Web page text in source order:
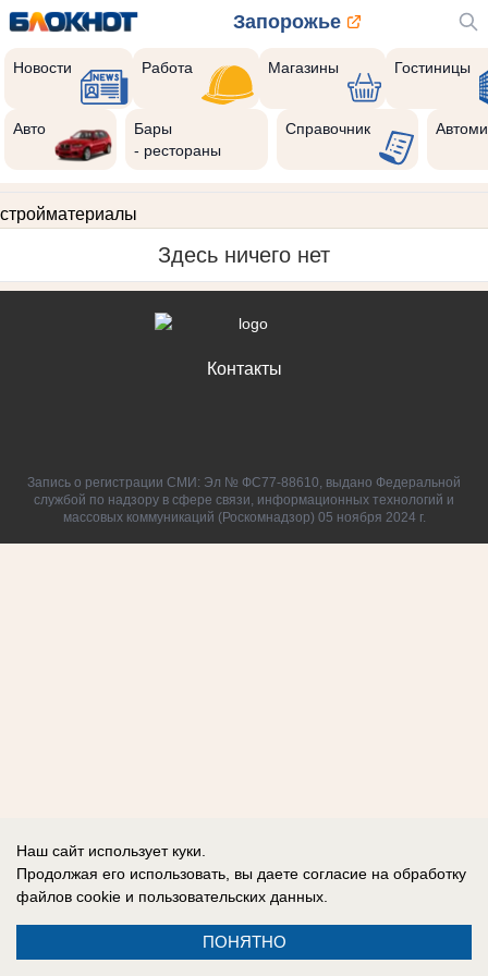
Запорожье
Новости Работа Магазины Гостиницы
Авто
Бары
- рестораны
Справочник
стройматериалы
Здесь ничего нет
Контакты
Запись о регистрации СМИ: Эл № ФС77-88610, выдано Федеральной
службой по надзору в сфере связи, информационных технологий и
массовых коммуникаций (Роскомнадзор) 05 ноября 2024 г.
Наш сайт использует куки.
Продолжая его использовать, вы даете согласие на обработку
файлов cookie и пользовательских данных.
ПОНЯТНО